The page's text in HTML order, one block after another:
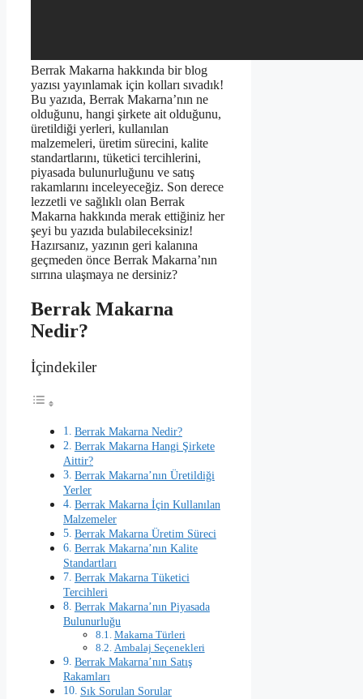
Berrak Makarna hakkında bir blog
yazısı yayınlamak için kolları sıvadık!
Bu yazıda, Berrak Makarna’nın ne
olduğunu, hangi şirkete ait olduğunu,
üretildiği yerleri, kullanılan
malzemeleri, üretim sürecini, kalite
standartlarını, tüketici tercihlerini,
piyasada bulunurluğunu ve satış
rakamlarını inceleyeceğiz. Son derece
lezzetli ve sağlıklı olan Berrak
Makarna hakkında merak ettiğiniz her
şeyi bu yazıda bulabileceksiniz!
Hazırsanız, yazının geri kalanına
geçmeden önce Berrak Makarna’nın
sırrına ulaşmaya ne dersiniz?
Berrak Makarna
Nedir?
İçindekiler
Berrak Makarna Nedir?
Berrak Makarna Hangi Şirkete
Aittir?
Berrak Makarna’nın Üretildiği
Yerler
Berrak Makarna İçin Kullanılan
Malzemeler
Berrak Makarna Üretim Süreci
Berrak Makarna’nın Kalite
Standartları
Berrak Makarna Tüketici
Tercihleri
Berrak Makarna’nın Piyasada
Bulunurluğu
Makarna Türleri
Ambalaj Seçenekleri
Berrak Makarna’nın Satış
Rakamları
Sık Sorulan Sorular